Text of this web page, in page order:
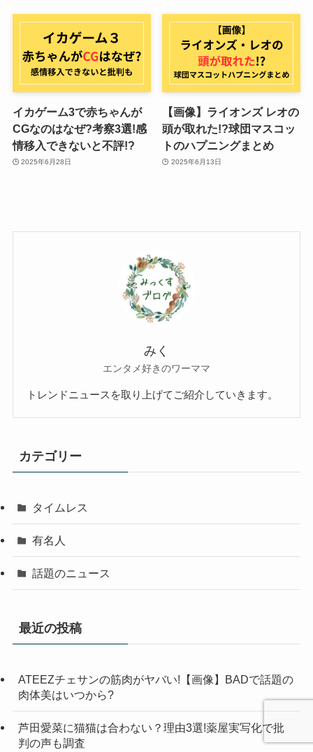
イカゲーム3で赤ちゃんが
CGなのはなぜ?考察3選!感
情移入できないと不評!?
2025年6月28日
【画像】ライオンズ レオの
頭が取れた!?球団マスコッ
トのハプニングまとめ
2025年6月13日
みく
エンタメ好きのワーママ
トレンドニュースを取り上げてご紹介していきます。
カテゴリー
タイムレス
有名人
話題のニュース
最近の投稿
ATEEZチェサンの筋肉がヤバい!【画像】BADで話題の
肉体美はいつから?
芦田愛菜に猫猫は合わない？理由3選!薬屋実写化で批
判の声も調査